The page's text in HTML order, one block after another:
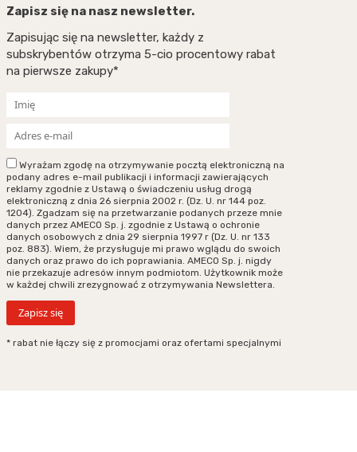
Zapisz się na nasz newsletter.
Zapisując się na newsletter, każdy z
subskrybentów otrzyma 5-cio procentowy rabat
na pierwsze zakupy*
Wyrażam zgodę na otrzymywanie pocztą elektroniczną na
podany adres e-mail publikacji i informacji zawierających
reklamy zgodnie z Ustawą o świadczeniu usług drogą
elektroniczną z dnia 26 sierpnia 2002 r. (Dz. U. nr 144 poz.
1204). Zgadzam się na przetwarzanie podanych przeze mnie
danych przez AMECO Sp. j. zgodnie z Ustawą o ochronie
danych osobowych z dnia 29 sierpnia 1997 r (Dz. U. nr 133
poz. 883). Wiem, że przysługuje mi prawo wglądu do swoich
danych oraz prawo do ich poprawiania. AMECO Sp. j. nigdy
nie przekazuje adresów innym podmiotom. Użytkownik może
w każdej chwili zrezygnować z otrzymywania Newslettera.
* rabat nie łączy się z promocjami oraz ofertami specjalnymi